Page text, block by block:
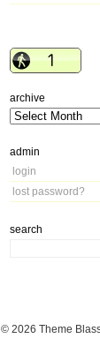
archive
admin
login
lost password?
search
© 2026 Theme